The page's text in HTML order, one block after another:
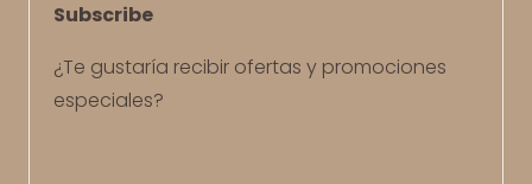
Subscribe
¿Te gustaría recibir ofertas y promociones
especiales?